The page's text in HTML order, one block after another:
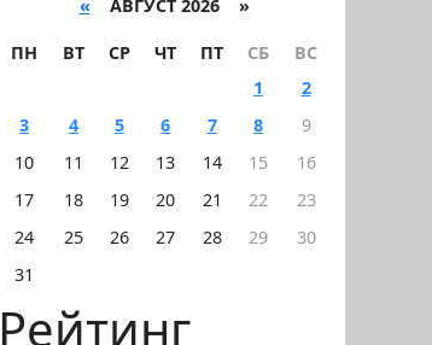
« АВГУСТ 2026 »
ПН ВТ СР ЧТ ПТ СБ
ВС
1
2
3
4 5 6 7 8
9
10
11 12 13 14 15
16
17
18 19 20 21 22
23
24
25 26 27 28 29
30
31
Рейтинг